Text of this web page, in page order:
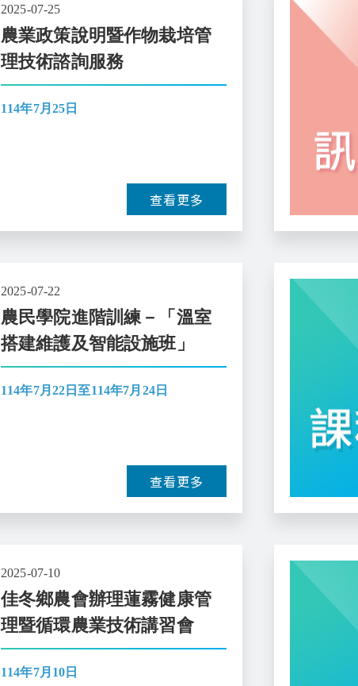
2025-07-25
農業政策說明暨作物栽培管
理技術諮詢服務
114年7月25日
查看更多
2025-07-22
農民學院進階訓練－「溫室
搭建維護及智能設施班」
114年7月22日至114年7月24日
查看更多
2025-07-10
佳冬鄉農會辦理蓮霧健康管
理暨循環農業技術講習會
114年7月10日